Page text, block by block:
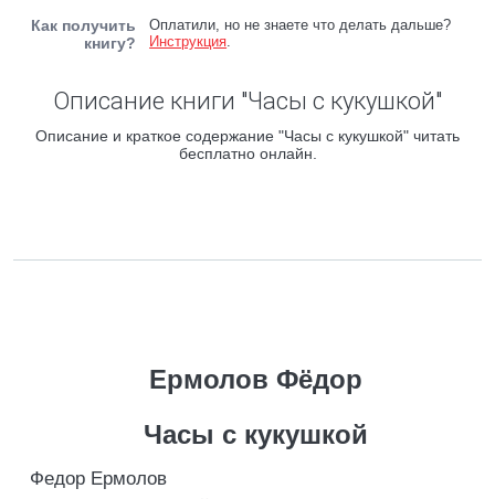
Как получить
книгу?
Оплатили, но не знаете что делать дальше?
Инструкция.
Описание книги "Часы с кукушкой"
Описание и краткое содержание "Часы с кукушкой" читать
бесплатно онлайн.
Ермолов Фёдор
Часы с кукушкой
Федоp Еpмолов